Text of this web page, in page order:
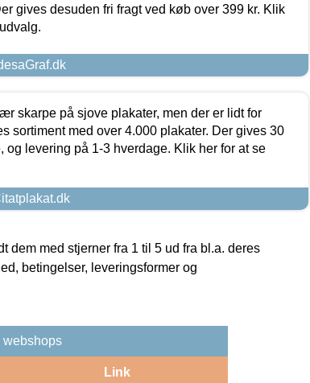
gives desuden fri fragt ved køb over 399 kr. Klik
skarpe på sjove plakater, men der er lidt for
sortiment med over 4.000 plakater. Der gives 30
og levering på 1-3 hverdage. Klik her for at se
med stjerner fra 1 til 5 ud fra bl.a. deres
betingelser, leveringsformer og
webshops
Link